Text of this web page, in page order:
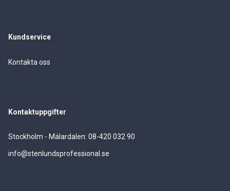
Kundservice
Kontakta oss
Kontaktuppgifter
Stockholm - Mälardalen: 08-420 032 90
info@stenlundsprofessional.se